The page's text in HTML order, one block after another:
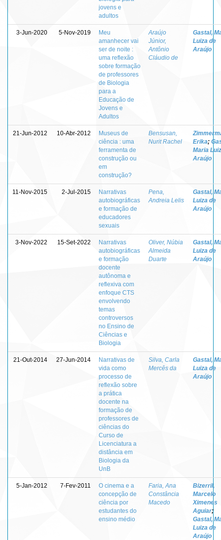
jovens e
adultos
3-Jun-2020 5-Nov-2019
Meu
amanhecer vai
ser de noite :
uma reflexão
sobre formação
de professores
de Biologia
para a
Educação de
Jovens e
Adultos
Araújo
Júnior,
Antônio
Cláudio de
Gastal,
Luiza de
Araújo
21-Jun-2012 10-Abr-2012
Museus de
ciência : uma
ferramenta de
construção ou
em
construção?
Bensusan,
Nurit Rachel
Erika;
Maria
Araújo
11-Nov-2015 2-Jul-2015
Narrativas
autobiográficas
e formação de
educadores
sexuais
Pena,
Andreia Lelis
Gastal,
Luiza de
Araújo
3-Nov-2022 15-Set-2022
Narrativas
autobiográficas
e formação
docente
autônoma e
reflexiva com
enfoque CTS
envolvendo
temas
controversos
no Ensino de
Ciências e
Biologia
Oliver, Núbia
Almeida
Duarte
Gastal,
Luiza de
Araújo
21-Out-2014 27-Jun-2014
Narrativas de
vida como
processo de
reflexão sobre
a prática
docente na
formação de
professores de
ciências do
Curso de
Licenciatura a
distância em
Biologia da
UnB
Silva, Carla
Mercês da
Gastal,
Luiza de
Araújo
5-Jan-2012 7-Fev-2011
O cinema e a
concepção de
ciência por
estudantes do
ensino médio
Faria, Ana
Constância
Macedo
Bizerril,
Marcelo
Ximenes
Aguiar;
Gastal,
Luiza de
Araújo